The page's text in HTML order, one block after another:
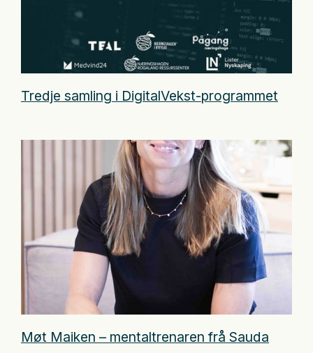
Tredje samling i DigitalVekst-programmet
Møt Maiken – mentaltrenaren frå Sauda